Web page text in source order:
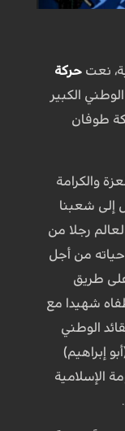
نعت حركة
الكبير
طوفان
والكرامة
إلى شعبنا
رجلا من
حياته من أجل
طريق
شهيدا مع
الوطني
إبراهيم)
الإسلامية